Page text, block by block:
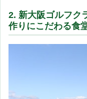
2. 新大阪ゴルフク
作りにこだわる食